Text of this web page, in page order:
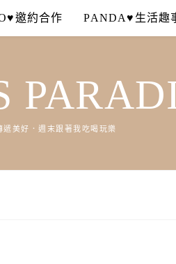
邀約合作 PANDA♥生活趣
遞美好．週末跟著我吃喝玩樂